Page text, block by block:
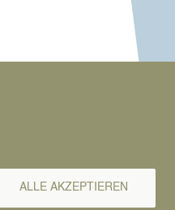
ALLE AKZEPTIEREN